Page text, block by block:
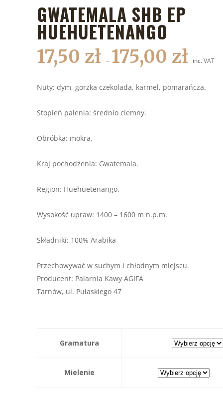
GWATEMALA SHB EP
HUEHUETENANGO
17,50 zł – 175,00 zł inc. VAT
Nuty: dym, gorzka czekolada, karmel, pomarańcza.
Stopień palenia: średnio ciemny.
Obróbka: mokra.
Kraj pochodzenia: Gwatemala.
Region: Huehuetenango.
Wysokość upraw: 1400 – 1600 m n.p.m.
Składniki: 100% Arabika
Przechowywać w suchym i chłodnym miejscu.
Producent: Palarnia Kawy AGIFA
Tarnów, ul. Pułaskiego 47
Gramatura
Mielenie